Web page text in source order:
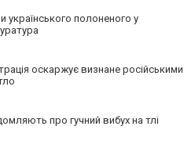
українського полоненого у
оскаржує визнане російськими
про гучний вибух на тлі